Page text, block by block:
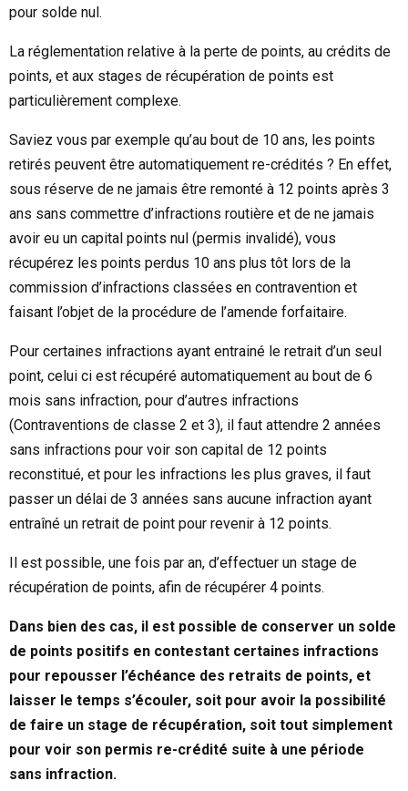
pour solde nul.
La réglementation relative à la perte de points, au crédits de
points, et aux stages de récupération de points est
particulièrement complexe.
Saviez vous par exemple qu’au bout de 10 ans, les points
retirés peuvent être automatiquement re-crédités ? En effet,
sous réserve de ne jamais être remonté à 12 points après 3
ans sans commettre d’infractions routière et de ne jamais
avoir eu un capital points nul (permis invalidé), vous
récupérez les points perdus 10 ans plus tôt lors de la
commission d’infractions classées en contravention et
faisant l’objet de la procédure de l’amende forfaitaire.
Pour certaines infractions ayant entrainé le retrait d’un seul
point, celui ci est récupéré automatiquement au bout de 6
mois sans infraction, pour d’autres infractions
(Contraventions de classe 2 et 3), il faut attendre 2 années
sans infractions pour voir son capital de 12 points
reconstitué, et pour les infractions les plus graves, il faut
passer un délai de 3 années sans aucune infraction ayant
entraîné un retrait de point pour revenir à 12 points.
Il est possible, une fois par an, d’effectuer un stage de
récupération de points, afin de récupérer 4 points.
Dans bien des cas, il est possible de conserver un solde
de points positifs en contestant certaines infractions
pour repousser l’échéance des retraits de points, et
laisser le temps s’écouler, soit pour avoir la possibilité
de faire un stage de récupération, soit tout simplement
pour voir son permis re-crédité suite à une période
sans infraction.